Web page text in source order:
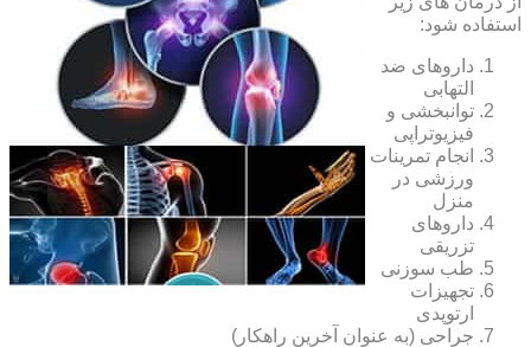
استفاده شود:
داروهای ضد
التهابی
توانبخشی و
فیزیوتراپی
انجام تمرینات
ورزشی در
منزل
داروهای
تزریقی
طب سوزنی
تجهیزات
ارتوپدی
جراحی (به عنوان آخرین راهکار)